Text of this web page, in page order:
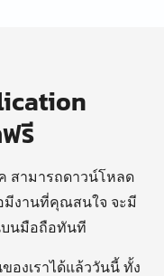
รี
สามารถดาวน์โหลด
มีงานที่คุณสนใจ จะมี
บนมือถือทันที
องเราได้แล้ววันนี้ ทั้ง